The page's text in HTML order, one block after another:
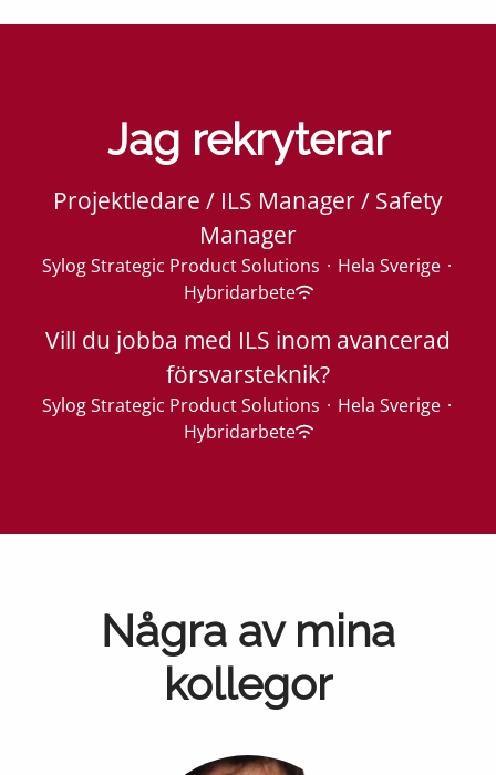
Jag rekryterar
Projektledare / ILS Manager / Safety
Manager
Sylog Strategic Product Solutions · Hela Sverige ·
Hybridarbete
Vill du jobba med ILS inom avancerad
försvarsteknik?
Sylog Strategic Product Solutions · Hela Sverige ·
Hybridarbete
Några av mina
kollegor